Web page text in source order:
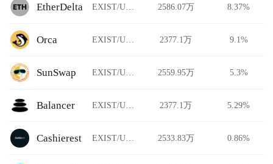
EtherDelta EXIST/USDT 2586.07万 8.37%
Orca EXIST/USDT 2377.1万 9.1%
SunSwap EXIST/USDT 2559.95万 5.3%
Balancer EXIST/USDT 2377.1万 5.29%
Cashierest EXIST/USDT 2533.83万 0.86%